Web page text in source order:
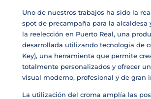
Uno de nuestros trabajos ha sido la
spot de precampaña para la alcaldesa
la reelección en Puerto Real, una
desarrollada utilizando tecnología de
Key), una herramienta que permite
totalmente personalizados y ofrecer
visual moderno, profesional y de gran
La utilización del croma amplía las